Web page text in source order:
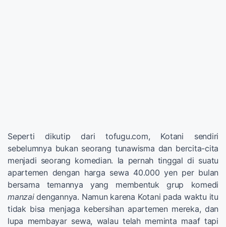
Seperti dikutip dari tofugu.com, Kotani sendiri
sebelumnya bukan seorang tunawisma dan bercita-cita
menjadi seorang komedian. Ia pernah tinggal di suatu
apartemen dengan harga sewa 40.000 yen per bulan
bersama temannya yang membentuk grup komedi
manzaidengannya. Namun karena Kotani pada waktu itu
tidak bisa menjaga kebersihan apartemen mereka, dan
lupa membayar sewa, walau telah meminta maaf tapi